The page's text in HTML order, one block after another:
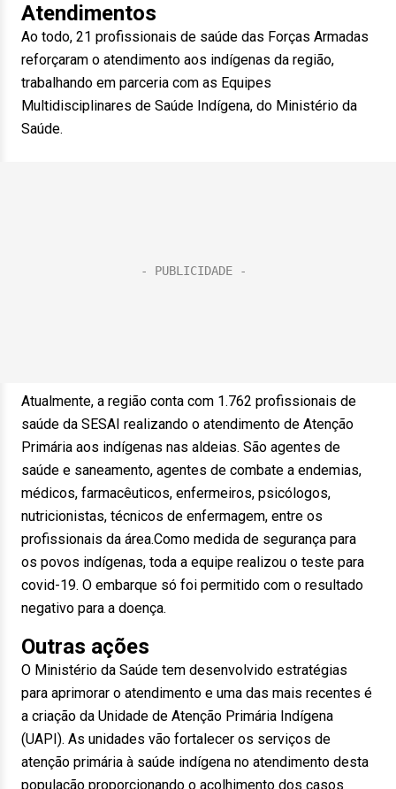
Atendimentos
Ao todo, 21 profissionais de saúde das Forças Armadas
reforçaram o atendimento aos indígenas da região,
trabalhando em parceria com as Equipes
Multidisciplinares de Saúde Indígena, do Ministério da
Saúde.
Atualmente, a região conta com 1.762 profissionais de
saúde da SESAI realizando o atendimento de Atenção
Primária aos indígenas nas aldeias. São agentes de
saúde e saneamento, agentes de combate a endemias,
médicos, farmacêuticos, enfermeiros, psicólogos,
nutricionistas, técnicos de enfermagem, entre os
profissionais da área.Como medida de segurança para
os povos indígenas, toda a equipe realizou o teste para
covid-19. O embarque só foi permitido com o resultado
negativo para a doença.
Outras ações
O Ministério da Saúde tem desenvolvido estratégias
para aprimorar o atendimento e uma das mais recentes é
a criação da Unidade de Atenção Primária Indígena
(UAPI). As unidades vão fortalecer os serviços de
atenção primária à saúde indígena no atendimento desta
população proporcionando o acolhimento dos casos